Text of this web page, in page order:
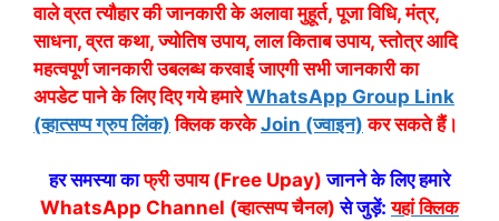
वाले व्रत त्यौहार की जानकारी के अलावा मुहूर्त, पूजा विधि, मंत्र,
साधना, व्रत कथा, ज्योतिष उपाय, लाल किताब उपाय, स्तोत्र आदि
महत्वपूर्ण जानकारी उबलब्ध करवाई जाएगी सभी जानकारी का
अपडेट पाने के लिए दिए गये हमारेWhatsApp Group Link
(व्हात्सप्प ग्रुप लिंक) क्लिक करकेJoin (ज्वाइन) कर सकते हैं।
हर समस्या काफ्री उपाय (Free Upay) जानने के लिए हमारे
WhatsApp Channel (व्हात्सप्प चैनल) से जुड़ें:यहां क्लिक